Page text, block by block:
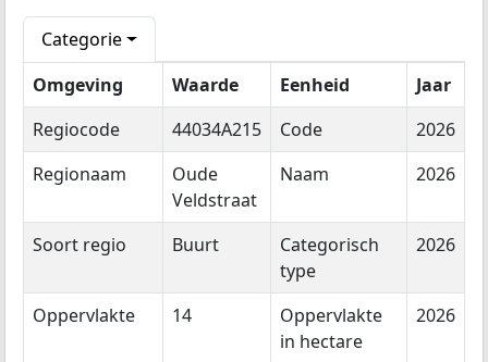
Categorie
Omgeving
Waarde Eenheid
Jaar
Regiocode
44034A215 Code
2026
Regionaam
Oude
Veldstraat
Naam 2026
Soort regio Buurt
Categorisch
type
2026
Oppervlakte 14
Oppervlakte
in hectare
2026